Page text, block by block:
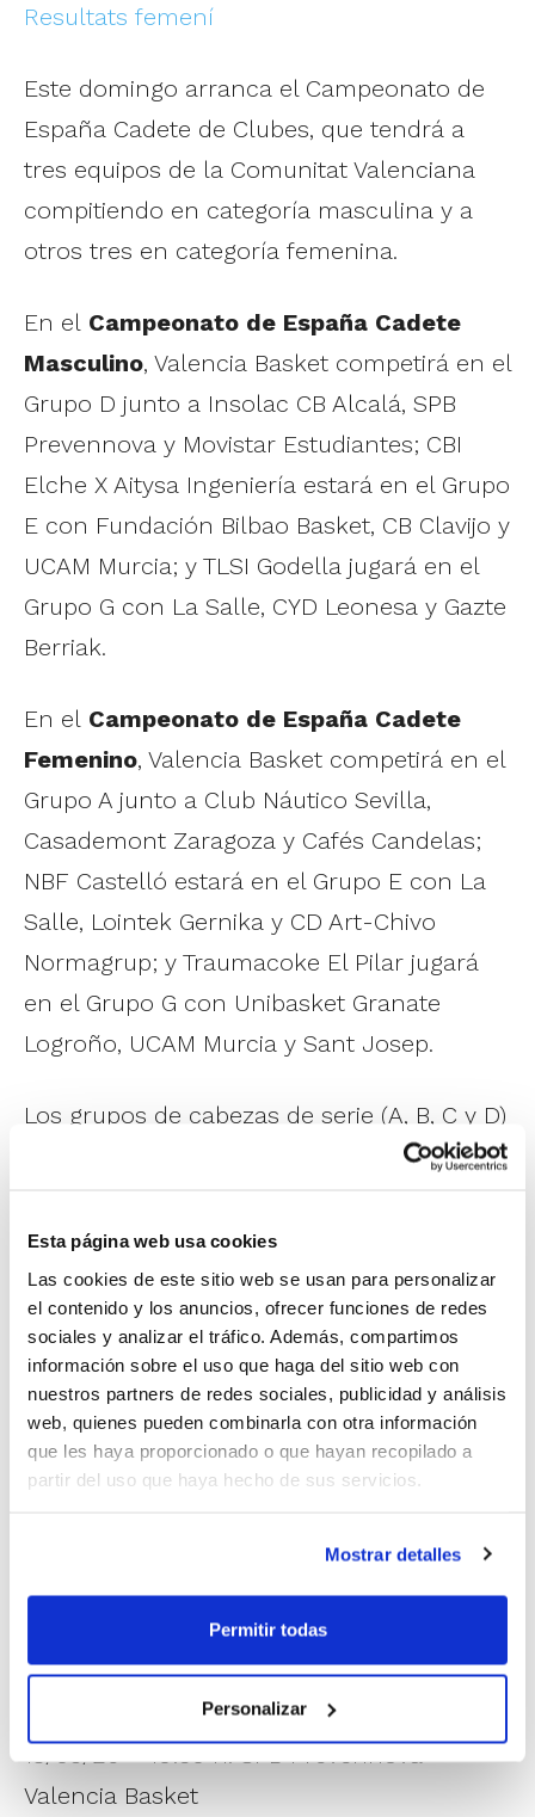
Esta página web usa cookies
Las cookies de este sitio web se usan para personalizar
el contenido y los anuncios, ofrecer funciones de redes
sociales y analizar el tráfico. Además, compartimos
información sobre el uso que haga del sitio web con
nuestros partners de redes sociales, publicidad y análisis
web, quienes pueden combinarla con otra información
que les haya proporcionado o que hayan recopilado a
partir del uso que haya hecho de sus servicios.
Mostrar detalles
Permitir todas
Personalizar
Resultats femení
Este domingo arranca el Campeonato de
España Cadete de Clubes, que tendrá a
tres equipos de la Comunitat Valenciana
compitiendo en categoría masculina y a
otros tres en categoría femenina.
En el Campeonato de España Cadete
Masculino, Valencia Basket competirá en el
Grupo D junto a Insolac CB Alcalá, SPB
Prevennova y Movistar Estudiantes; CBI
Elche X Aitysa Ingeniería estará en el Grupo
E con Fundación Bilbao Basket, CB Clavijo y
UCAM Murcia; y TLSI Godella jugará en el
Grupo G con La Salle, CYD Leonesa y Gazte
Berriak.
En el Campeonato de España Cadete
Femenino, Valencia Basket competirá en el
Grupo A junto a Club Náutico Sevilla,
Casademont Zaragoza y Cafés Candelas;
NBF Castelló estará en el Grupo E con La
Salle, Lointek Gernika y CD Art-Chivo
Normagrup; y Traumacoke El Pilar jugará
en el Grupo G con Unibasket Granate
Logroño, UCAM Murcia y Sant Josep.
Los grupos de cabezas de serie (A, B, C y D)
tienen tres plazas para la Fase Final,
clasificará el líder de grupo. El miércoles se
disputarán los octavos de final, el jueves
los cuartos, para dejar las semifinales el
viernes y las dos finales el sábado.
Calendario Campeonato de España
Cadete Masculino
17/05/26 – 12:30 h. Gazte Berriak – TLSI
17/05/26 – 13:30 h. CBI Elche X Aitysa
Ingeniería – Fundación Bilbao Basket
Valencia Basket